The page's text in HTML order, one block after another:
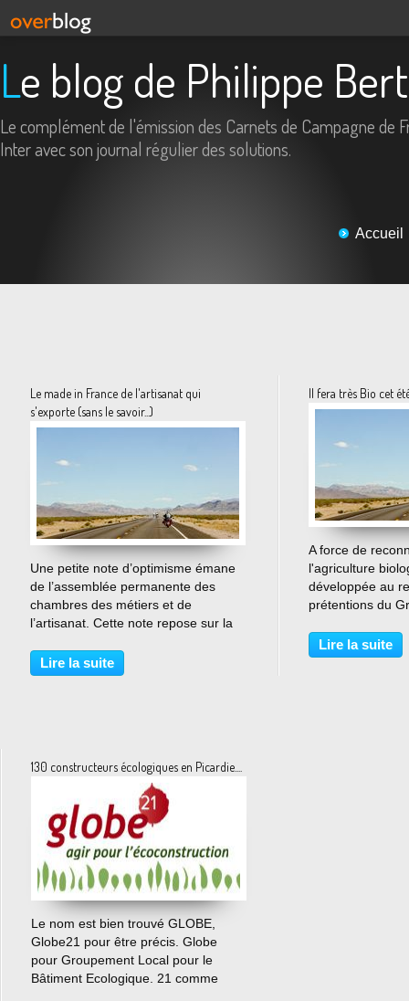
Le blog de Philippe
Le complément de l'émission des Carnets de Campagne de
Inter avec son journal régulier des solutions.
Accueil
Le made in France de l'artisanat qui
s'exporte (sans le savoir...)
…
Une petite note d’optimisme émane
de l’assemblée permanente des
chambres des métiers et de
l’artisanat. Cette note repose sur la
Supérieur des Métiers (ISM) et qui
stipule qu’environ 30% des
Lire la suite
Il fera très Bio cet
A force de
l'agriculture
développée au
prétentions du
regarder la
loin, cette
Lire la suite
130 constructeurs écologiques en Picardie....
…
Le nom est bien trouvé GLOBE,
Globe21 pour être précis. Globe
pour Groupement Local pour le
Bâtiment Ecologique. 21 comme